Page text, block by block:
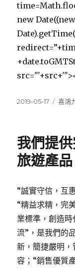
new Date((new
發
2019-05-17
分
喜鴻
我們提
旅遊產品
“誠實守信，互
“精益求精，完
業標準，創造
流”，是我們的
新，簡捷嚴明
容；“銷售優質